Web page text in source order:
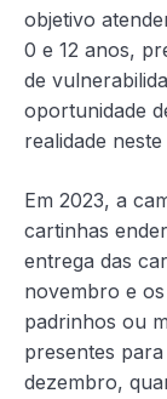
objetivo
0 e 12 anos,
de
oportunidade
realidade
Em 2023, a
cartinhas
entrega das
novembro e
padrinhos ou
presentes
dezembro,